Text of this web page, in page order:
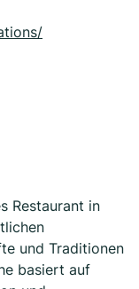
Restaurant in
und Traditionen
basiert auf